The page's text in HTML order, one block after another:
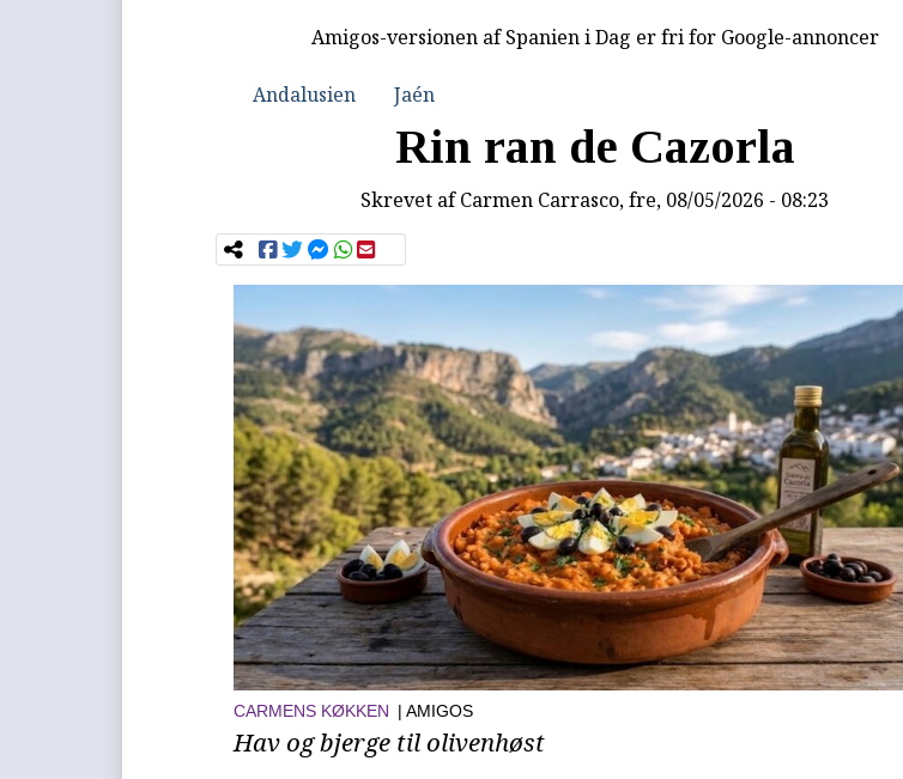
Amigos-versionen af Spanien i Dag er fri for Google-annoncer
Andalusien Jaén
Rin ran de Cazorla
Skrevet afCarmen Carrasco, fre, 08/05/2026 - 08:23
CARMENS KØKKEN | AMIGOS
Hav og bjerge til olivenhøst